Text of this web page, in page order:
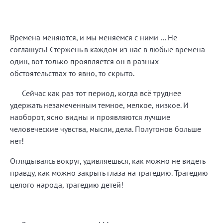
Времена меняются, и мы меняемся с ними … Не
соглашусь! Стержень в каждом из нас в любые времена
один, вот только проявляется он в разных
обстоятельствах то явно, то скрыто.
Сейчас как раз тот период, когда всё труднее
удержать незамеченным темное, мелкое, низкое. И
наоборот, ясно видны и проявляются лучшие
человеческие чувства, мысли, дела. Полутонов больше
нет!
Оглядываясь вокруг, удивляешься, как можно не видеть
правду, как можно закрыть глаза на трагедию. Трагедию
целого народа, трагедию детей!